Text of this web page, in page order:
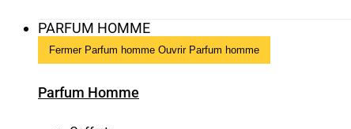
PARFUM HOMME
Fermer Parfum homme Ouvrir Parfum homme
Parfum Homme